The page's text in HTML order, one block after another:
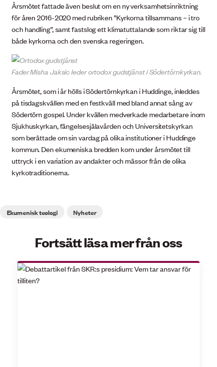
Årsmötet fattade även beslut om en ny verksamhetsinriktning
för åren 2016-2020 med rubriken ”Kyrkorna tillsammans – i tro
och handling”, samt fastslog ett klimatuttalande som riktar sig till
både kyrkorna och den svenska regeringen.
Fader Misha Jaksic leder ortodox gudstjänst i Södertörnkyrkan.
Årsmötet, som i år hölls i Södertörnkyrkan i Huddinge, inleddes
på tisdagskvällen med en festkväll med bland annat sång av
Södertörn gospel. Under kvällen medverkade medarbetare inom
Sjukhuskyrkan, fängelsesjälavården och Universitetskyrkan
som berättade om sin vardag på olika institutioner i Huddinge
kommun. Den ekumeniska bredden kom under årsmötet till
uttryck i en variation av andakter och mässor från de olika
kyrkotraditionerna.
Ekumenisk teologi Nyheter
Fortsätt läsa mer från oss